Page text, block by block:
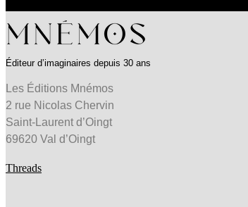
Éditeur d’imaginaires depuis 30 ans
Les Éditions Mnémos
2 rue Nicolas Chervin
Saint-Laurent d’Oingt
69620 Val d’Oingt
Threads